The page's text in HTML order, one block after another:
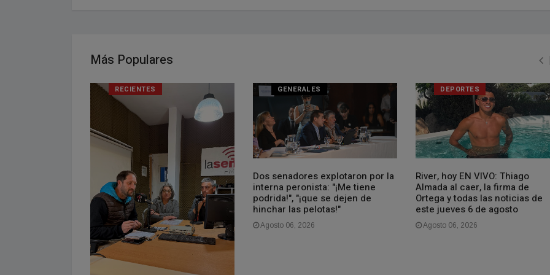
Más Populares
RECIENTES GENERALES
Dos senadores explotaron por la
interna peronista: "¡Me tiene
podrida!", "¡que se dejen de
hinchar las pelotas!"
Agosto 06, 2026
DEPORTES
River, hoy EN VIVO: Thiago
Almada al caer, la firma de
Ortega y todas las noticias de
este jueves 6 de agosto
Agosto 06, 2026